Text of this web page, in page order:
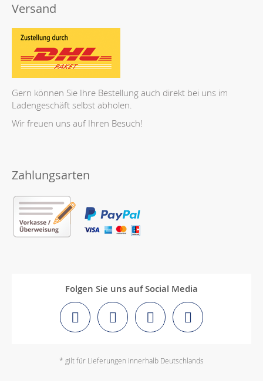
Versand
Gern können Sie Ihre Bestellung auch direkt bei uns im
Ladengeschäft selbst abholen.
Wir freuen uns auf Ihren Besuch!
Zahlungsarten
Folgen Sie uns auf Social Media
* gilt für Lieferungen innerhalb Deutschlands